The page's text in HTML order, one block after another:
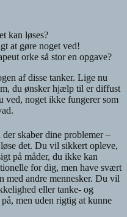
kan løses?
at gøre noget ved!
orke så stor en opgave?
af disse tanker. Lige nu
du ønsker hjælp til er diffust
ved, noget ikke fungerer som
skaber dine problemer –
det. Du vil sikkert opleve,
på måder, du ikke kan
for dig, men have svært
med andre mennesker. Du vil
eller tanke- og
men uden rigtig at kunne